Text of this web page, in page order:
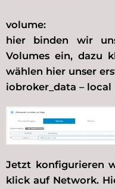
volume:
hier binden wir
Volumes ein, dazu
wählen hier unser
iobroker_data –
Jetzt konfigurieren
klick auf Network.